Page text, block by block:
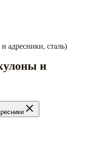
адресники, сталь)
и